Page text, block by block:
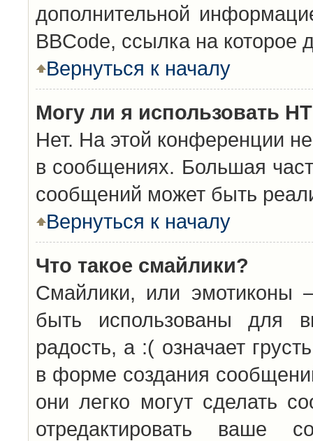
дополнительной
BBCode, ссылка на
Вернуться к началу
Могу ли я использовать
Нет. На этой конференции
в сообщениях. Большая
сообщений может быть
Вернуться к началу
Что такое смайлики?
Смайлики, или эмотиконы
быть использованы для
радость, а :( означает
в форме создания
они легко могут сделать
отредактировать ваше